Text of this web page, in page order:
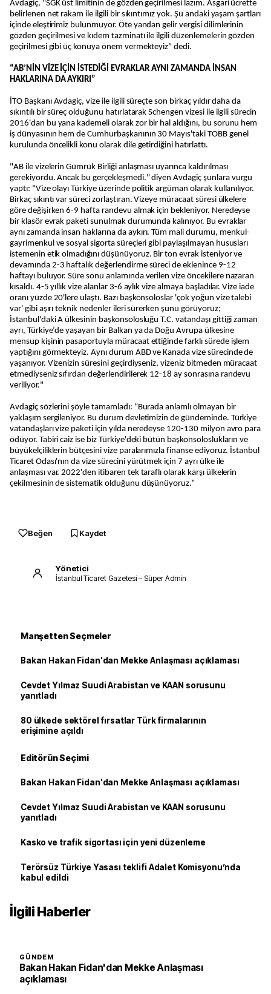
Avdagiç, "SGK üst limitinin de gözden geçirilmesi lazım. Asgari ücrette
belirlenen net rakam ile ilgili bir sıkıntımız yok. Şu andaki yaşam şartları
içinde eleştirimiz bulunmuyor. Öte yandan gelir vergisi dilimlerinin
gözden geçirilmesi ve kıdem tazminatı ile ilgili düzenlemelerin gözden
geçirilmesi gibi üç konuya önem vermekteyiz" dedi.
“AB’NİN VİZE İÇİN İSTEDİĞİ EVRAKLAR AYNI ZAMANDA İNSAN
HAKLARINA DA AYKIRI”
İTO Başkanı Avdagiç, vize ile ilgili süreçte son birkaç yıldır daha da
sıkıntılı bir süreç olduğunu hatırlatarak Schengen vizesi ile ilgili sürecin
2016'dan bu yana kademeli olarak zor bir hal aldığını, bu sorunu hem
iş dünyasının hem de Cumhurbaşkanının 30 Mayıs'taki TOBB genel
kurulunda öncelikli konu olarak dile getirdiğini hatırlattı.
"AB ile vizelerin Gümrük Birliği anlaşması uyarınca kaldırılması
gerekiyordu. Ancak bu gerçekleşmedi." diyen Avdagiç şunlara vurgu
yaptı: "Vize olayı Türkiye üzerinde politik argüman olarak kullanılıyor.
Birkaç sıkıntı var süreci zorlaştıran. Vizeye müracaat süresi ülkelere
göre değişirken 6-9 hafta randevu almak için bekleniyor. Neredeyse
bir klasör evrak paketi sunulmak durumunda kalınıyor. Bu evraklar
aynı zamanda insan haklarına da aykırı. Tüm mali durumu, menkul-
gayrimenkul ve sosyal sigorta süreçleri gibi paylaşılmayan hususları
istemenin etik olmadığını düşünüyoruz. Bir ton evrak isteniyor ve
devamında 2-3 haftalık değerlendirme süreci de eklenince 9-12
haftayı buluyor. Süre sonu anlamında verilen vize öncekilere nazaran
kısaldı. 4-5 yıllık vize alanlar 3-6 aylık vize almaya başladılar. Vize iade
oranı yüzde 20'lere ulaştı. Bazı başkonsoloslar 'çok yoğun vize talebi
var' gibi aşırı teknik nedenler ileri sürerken şunu görüyoruz;
İstanbul'daki A ülkesinin başkonsolosluğu T.C. vatandaşı gittiği zaman
ayrı, Türkiye’de yaşayan bir Balkan ya da Doğu Avrupa ülkesine
mensup kişinin pasaportuyla müracaat ettiğinde farklı sürede işlem
yaptığını görmekteyiz. Aynı durum ABD ve Kanada vize sürecinde de
yaşanıyor. Vizenizin süresini geçirdiyseniz, vizeniz bitmeden müracaat
etmediyseniz sıfırdan değerlendirilerek 12-18 ay sonrasına randevu
veriliyor."
Avdagiç sözlerini şöyle tamamladı: “Burada anlamlı olmayan bir
yaklaşım sergileniyor. Bu durum devletimizin de gündeminde. Türkiye
vatandaşları vize paketi için yılda neredeyse 120-130 milyon avro para
ödüyor. Tabiri caiz ise biz Türkiye'deki bütün başkonsoloslukların ve
büyükelçiliklerin bütçesini vize paralarımızla finanse ediyoruz. İstanbul
Ticaret Odası'nın da vize sürecini yürütmek için 7 ayrı ülke ile
anlaşması var. 2022'den itibaren tek taraflı olarak karşı ülkelerin
çekilmesinin de sistematik olduğunu düşünüyoruz.”
Beğen Kaydet
Yönetici
İstanbul Ticaret Gazetesi – Süper Admin
Manşetten Seçmeler
Bakan Hakan Fidan'dan Mekke Anlaşması açıklaması
Cevdet Yılmaz Suudi Arabistan ve KAAN sorusunu
yanıtladı
80 ülkede sektörel fırsatlar Türk firmalarının
erişimine açıldı
Editörün Seçimi
Bakan Hakan Fidan'dan Mekke Anlaşması açıklaması
Cevdet Yılmaz Suudi Arabistan ve KAAN sorusunu
yanıtladı
Kasko ve trafik sigortası için yeni düzenleme
Terörsüz Türkiye Yasası teklifi Adalet Komisyonu’nda
kabul edildi
İlgili Haberler
GÜNDEM
Bakan Hakan Fidan'dan Mekke Anlaşması
açıklaması